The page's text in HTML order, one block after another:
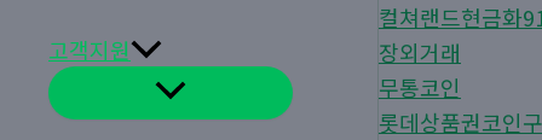
고객지원
메
뉴
토
컬쳐랜드현금화
장외거래
무통코인
롯데상품권코인